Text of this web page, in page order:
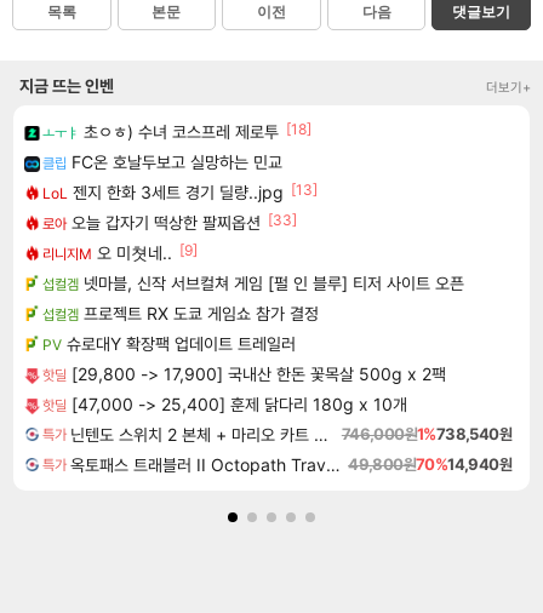
목록 본문 이전 다음 댓글보기
지금 뜨는 인벤 더보기+
ㅗㅜㅑ 초ㅇㅎ) 수녀 코스프레 제로투 [18]
클립 FC온 호날두보고 실망하는 민교
LoL 젠지 한화 3세트 경기 딜량..jpg [13]
로아 오늘 갑자기 떡상한 팔찌옵션 [33]
리니지M 오 미쳣네.. [9]
섭컬겜 넷마블, 신작 서브컬쳐 게임 [펄 인 블루] 티저 사이트 오픈
섭컬겜 프로젝트 RX 도쿄 게임쇼 참가 결정
PV 슈로대Y 확장팩 업데이트 트레일러
핫딜 [29,800 -> 17,900] 국내산 한돈 꽃목살 500g x 2팩
핫딜 [47,000 -> 25,400] 훈제 닭다리 180g x 10개
특가 닌텐도 스위치 2 본체 + 마리오 카트 월드 746,000원1%738,540원
특가 옥토패스 트래블러 II Octopath Traveler II 49,800원70%14,940원